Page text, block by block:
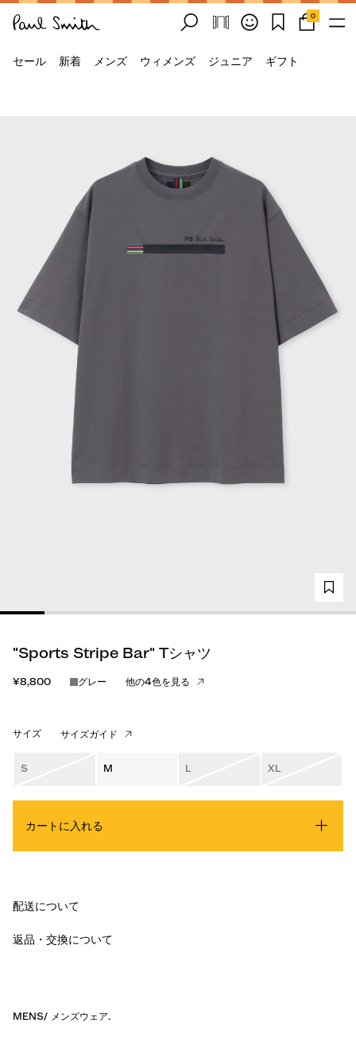
0
セール 新着 メンズ ウィメンズ ジュニア ギフト
"Sports Stripe Bar" Tシャツ
¥8,800 グレー 他の4色を見る
サイズ サイズガイド
S M L XL
カートに入れる
配送について
返品・交換について
MENS/ メンズウェア.